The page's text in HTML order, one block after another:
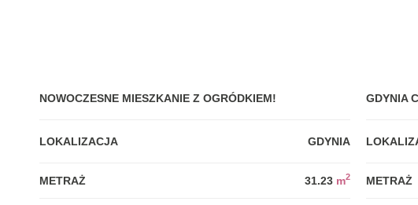
NOWOCZESNE MIESZKANIE Z OGRÓDKIEM!
LOKALIZACJA GDYNIA
METRAŻ 31.23 m2
GDYNIA
METRAŻ